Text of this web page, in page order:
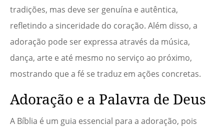
tradições, mas deve ser genuína e autêntica,
refletindo a sinceridade do coração. Além disso, a
adoração pode ser expressa através da música,
dança, arte e até mesmo no serviço ao próximo,
mostrando que a fé se traduz em ações concretas.
Adoração e a Palavra de Deus
A Bíblia é um guia essencial para a adoração, pois